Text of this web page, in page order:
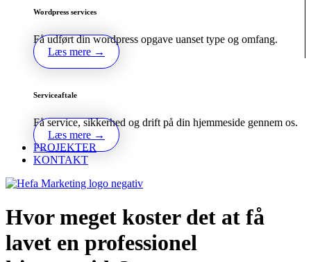
Wordpress services
Få udført din wordpress opgave uanset type og omfang.
Læs mere →
Serviceaftale
Få service, sikkerhed og drift på din hjemmeside gennem os.
Læs mere →
PROJEKTER
KONTAKT
Hvor meget koster det at få
lavet en professionel